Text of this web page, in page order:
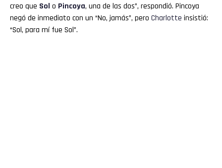
creo que Sol o Pincoya, una de las dos”, respondió. Pincoya
negó de inmediato con un “No, jamás”, pero Charlotte insistió:
“Sol, para mí fue Sol”.